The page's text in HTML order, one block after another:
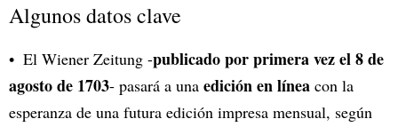
Algunos datos clave
El Wiener Zeitung -publicado por primera vez el 8 de
agosto de 1703- pasará a una edición en línea con la
esperanza de una futura edición impresa mensual, según